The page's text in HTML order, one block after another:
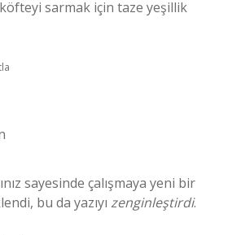
sarmak için taze yeşillik
sayesinde çalışmaya yeni bir
bu da yazıyı zenginleştirdi.